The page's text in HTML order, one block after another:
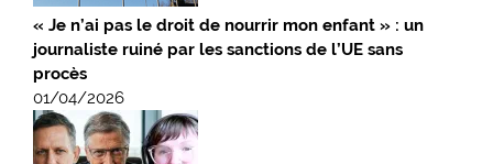
« Je n’ai pas le droit de nourrir mon enfant » : un
journaliste ruiné par les sanctions de l’UE sans
procès
01/04/2026